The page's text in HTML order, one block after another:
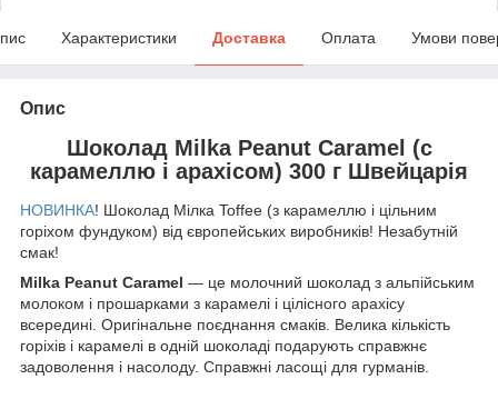
Характеристики Доставка Оплата Умови
Опис
Шоколад Milka Peanut Caramel (c
карамеллю і арахісом) 300 г Швейцарія
НОВИНКА! Шоколад Мілка Toffee (з карамеллю і цільним
горіхом фундуком) від європейських виробників! Незабутній
смак!
Milka Peanut Caramel ― це молочний шоколад з альпійським
молоком і прошарками з карамелі і цілісного арахісу
всередині. Оригінальне поєднання смаків. Велика кількість
горіхів і карамелі в одній шоколаді подарують справжнє
задоволення і насолоду. Справжні ласощі для гурманів.